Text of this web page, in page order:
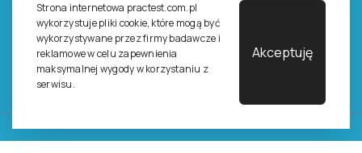
Strona internetowa practest.com.pl
wykorzystuje pliki cookie, które mogą być
wykorzystywane przez firmy badawcze i
reklamowe w celu zapewnienia
maksymalnej wygody w korzystaniu z
serwisu.
Akceptuję
Dla studentów i doktorantów
Epsilon dla studentów i pracowników naukowych uczelni
Legalność używana testów
©2026Pracownia Testów Psychologicznych Polskiego